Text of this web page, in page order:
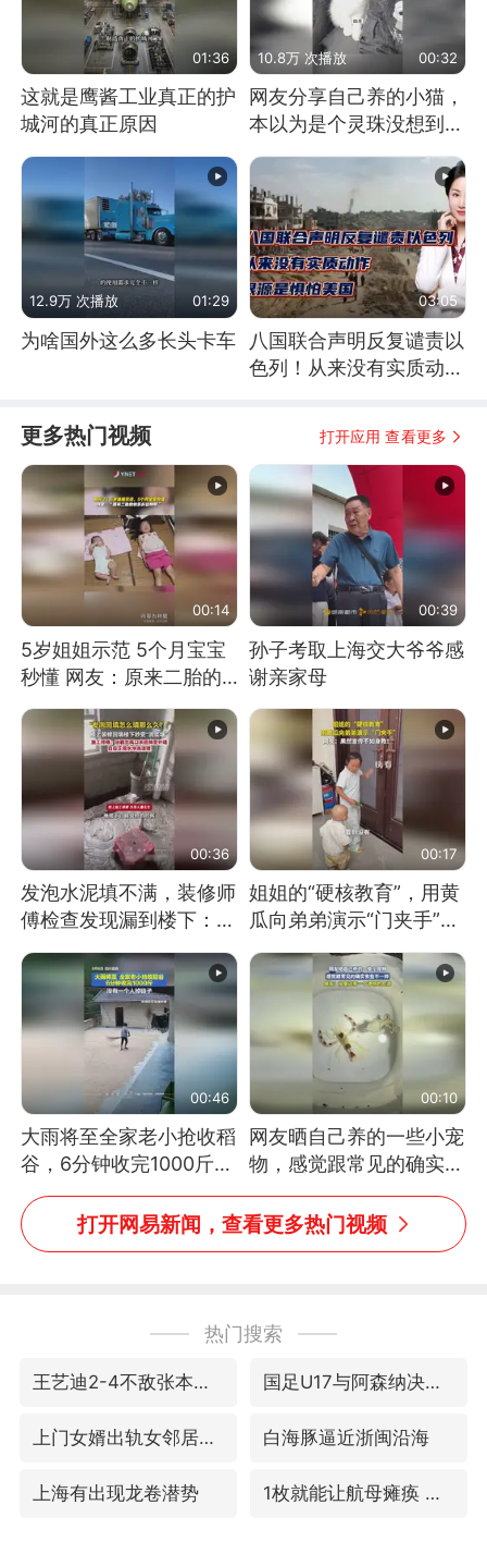
01:36
这就是鹰酱工业真正的护
城河的真正原因
10.8万 次播放 00:32
网友分享自己养的小猫，
本以为是个灵珠没想到是
12.9万 次播放 01:29
为啥国外这么多长头卡车
03:05
八国联合声明反复谴责以
色列！从来没有实质动
更多热门视频 打开应用 查看更多
00:14
5岁姐姐示范 5个月宝宝
秒懂 网友：原来二胎的
快乐长这样
00:39
孙子考取上海交大爷爷感
谢亲家母
00:36
发泡水泥填不满，装修师
傅检查发现漏到楼下：出
风口未延伸到外墙
00:17
姐姐的“硬核教育”，用黄
瓜向弟弟演示“门夹手”，
网友：果然言传不如身
教！
00:46
大雨将至全家老小抢收稻
谷，6分钟收完1000斤，
没有一个人掉链子
00:10
网友晒自己养的一些小宠
物，感觉跟常见的确实有
些不一样
打开网易新闻，查看更多热门视频
热门搜索
王艺迪2-4不敌张本美和止步4强 国足U17与阿森纳决赛取消 并列冠军
上门女婿出轨女邻居多年被判重婚罪 白海豚逼近浙闽沿海
上海有出现龙卷潜势 1枚就能让航母瘫痪 轰-6J实力有多强